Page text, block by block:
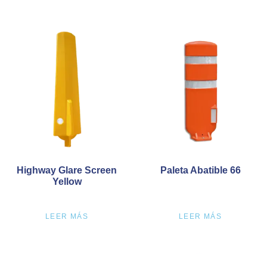
Highway Glare Screen
Yellow
LEER MÁS
Paleta Abatible 66
LEER MÁS